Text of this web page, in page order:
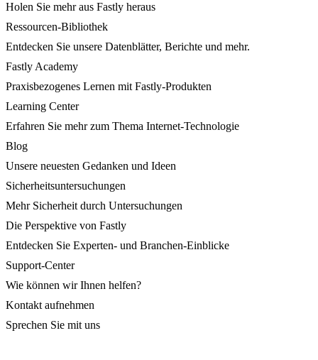
Holen Sie mehr aus Fastly heraus
Ressourcen-Bibliothek
Entdecken Sie unsere Datenblätter, Berichte und mehr.
Fastly Academy
Praxisbezogenes Lernen mit Fastly-Produkten
Learning Center
Erfahren Sie mehr zum Thema Internet-Technologie
Blog
Unsere neuesten Gedanken und Ideen
Sicherheitsuntersuchungen
Mehr Sicherheit durch Untersuchungen
Die Perspektive von Fastly
Entdecken Sie Experten- und Branchen-Einblicke
Support-Center
Wie können wir Ihnen helfen?
Kontakt aufnehmen
Sprechen Sie mit uns